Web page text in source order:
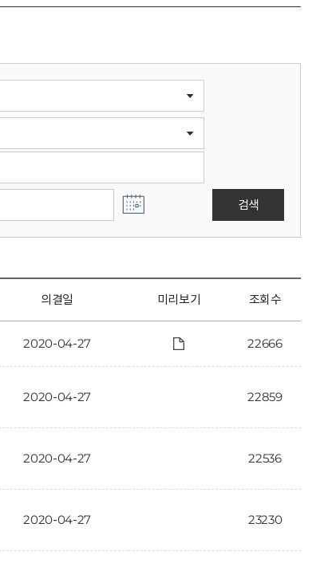
검색
의결일 미리보기 조회수
2020-04-27 22666
2020-04-27 22859
2020-04-27 22536
2020-04-27 23230